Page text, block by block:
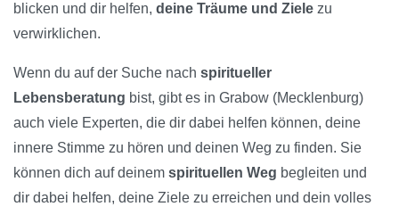
blicken und dir helfen, deine Träume und Ziele zu
verwirklichen.
Wenn du auf der Suche nach spiritueller
Lebensberatung bist, gibt es in Grabow (Mecklenburg)
auch viele Experten, die dir dabei helfen können, deine
innere Stimme zu hören und deinen Weg zu finden. Sie
können dich auf deinem spirituellen Weg begleiten und
dir dabei helfen, deine Ziele zu erreichen und dein volles